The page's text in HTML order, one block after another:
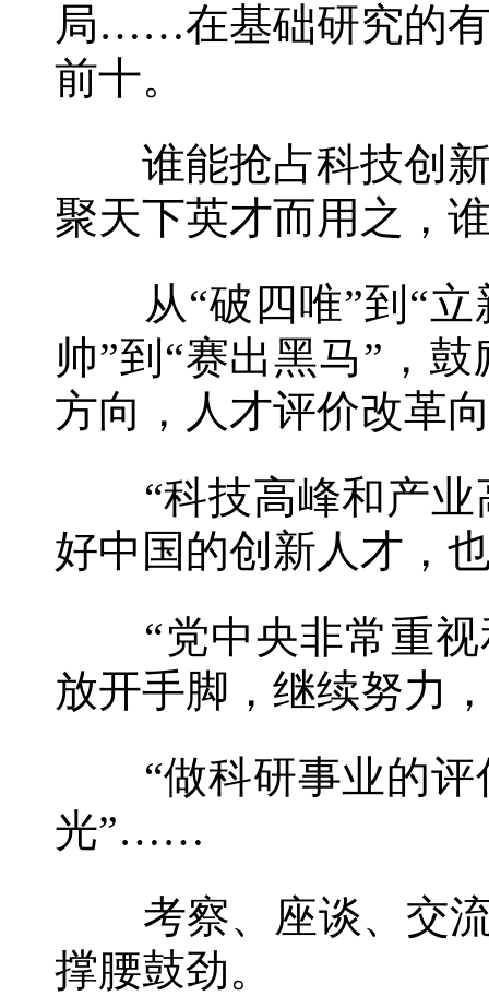
局……在基础研究的有
前十。
谁能抢占科技创新
聚天下英才而用之，
从“破四唯”到“立
帅”到“赛出黑马”，
方向，人才评价改革
“科技高峰和产业
好中国的创新人才，
“党中央非常重视
放开手脚，继续努力
“做科研事业的评
光”……
考察、座谈、交流
撑腰鼓劲。